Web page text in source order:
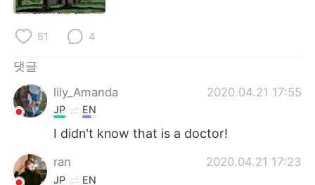
Türkçe
Português
61 4
댓글
lily_Amanda
2020.04.21 17:55
JP EN
I didn't know that is a doctor!
ran 2020.04.21 17:23
JP EN